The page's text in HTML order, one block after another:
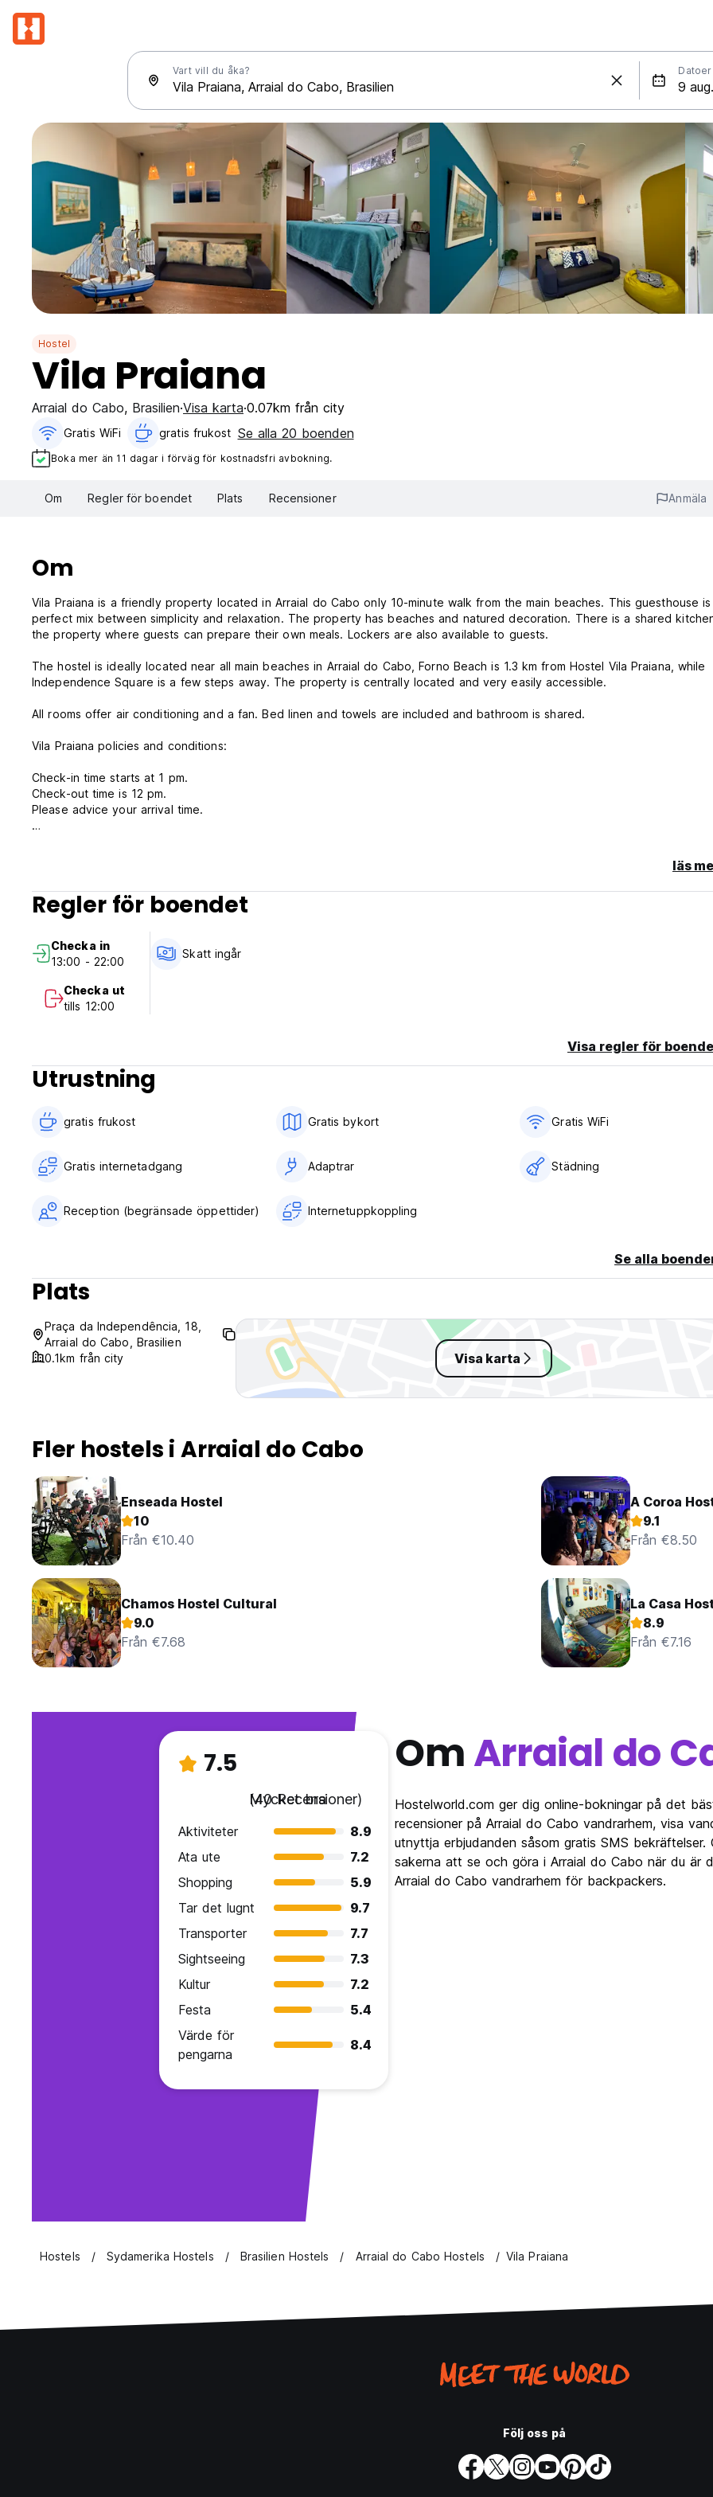
Vart vill du åka? Datoer
Hostel
Vila Praiana
Arraial do Cabo, Brasilien Visa karta 0.07km från city
Gratis WiFi gratis frukost‎ Se alla 20 boenden
Boka mer än 11 dagar i förväg för kostnadsfri avbokning.
Om Regler för boendet Plats Recensioner Anmäla
Om
Vila Praiana is a friendly property located in Arraial do Cabo only 10-minute walk from the main beaches. This guesthouse
perfect mix between simplicity and relaxation. The property has beaches and natured decoration. There is a shared
the property where guests can prepare their own meals. Lockers are also available to guests.
The hostel is ideally located near all main beaches in Arraial do Cabo, Forno Beach is 1.3 km from Hostel Vila Praiana, while
Independence Square is a few steps away. The property is centrally located and very easily accessible.
All rooms offer air conditioning and a fan. Bed linen and towels are included and bathroom is shared.
Vila Praiana policies and conditions:
Check-in time starts at 1 pm.
Check-out time is 12 pm.
Please advice your arrival time.
Cancellation policy: 10 days before arrival.
Taxes included.
Breakfast included.
General:
Children cannot be accommodated at the hotel.
Pets are not allowed.
läs
Regler för boendet
Checka in
13:00 - 22:00
Checka ut
tills 12:00
Skatt ingår
Visa regler för
Utrustning
gratis frukost‎ Gratis bykort Gratis WiFi
Gratis internetadgang Adaptrar Städning
Reception (begränsade öppettider) Internetuppkoppling
Se alla
Plats
Praça da Independência, 18,
Arraial do Cabo, Brasilien
0.1km från city
Visa karta
Fler hostels i Arraial do Cabo
Enseada Hostel
10
Från €10.40
A Coroa
9.1
Från €8.50
Chamos Hostel Cultural
9.0
Från €7.68
La Casa
8.9
Från €7.16
7.5
Mycket bra
(40 Recensioner)
Aktiviteter
8.9
Ata ute
7.2
Shopping
5.9
Tar det lugnt
9.7
Transporter
7.7
Sightseeing
7.3
Kultur
7.2
Festa
5.4
Värde för
pengarna
8.4
OmArraial do
Hostelworld.com ger dig online-bokningar på det
recensioner på Arraial do Cabo vandrarhem, visa
utnyttja erbjudanden såsom gratis SMS
sakerna att se och göra i Arraial do Cabo när du är
Arraial do Cabo vandrarhem för backpackers.
Hostels Sydamerika Hostels Brasilien Hostels Arraial do Cabo Hostels Vila Praiana
Följ oss på